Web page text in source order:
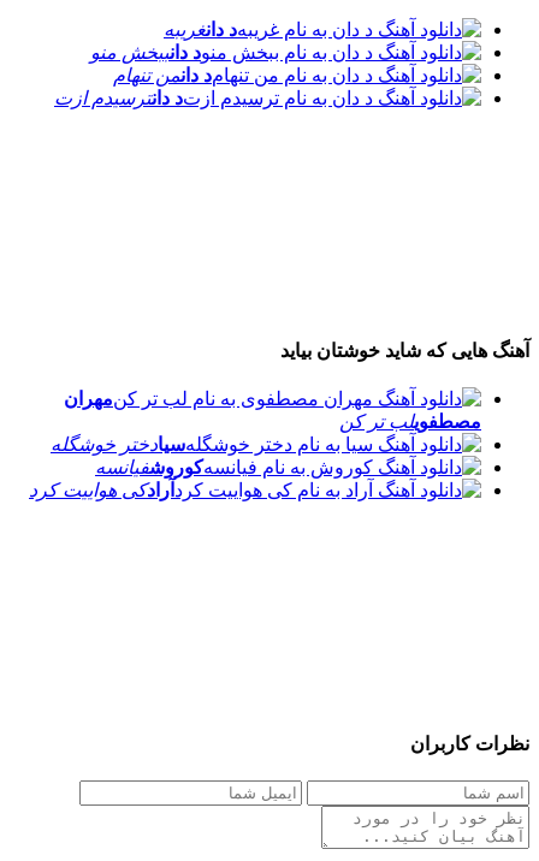
د دانغریبه
د دانببخش منو
د دانمن تنهام
د دانترسیدم ازت
آهنگ هایی که شاید خوشتان بیاید
مهران
مصطفویلب تر کن
سیادختر خوشگله
کوروشفیانسه
آرادکی هواییت کرد
نظرات کاربران